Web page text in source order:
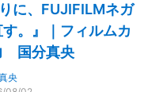
に、FUJIFILMネガ
。』｜フィルムカ
国分真央
央